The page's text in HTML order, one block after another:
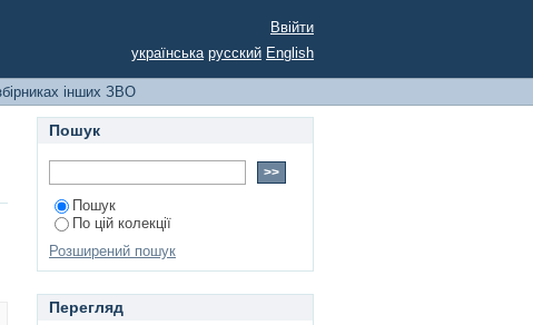
Ввійти
українська русский English
інших ЗВО
Пошук
Пошук
По цій колекції
Розширений пошук
Перегляд